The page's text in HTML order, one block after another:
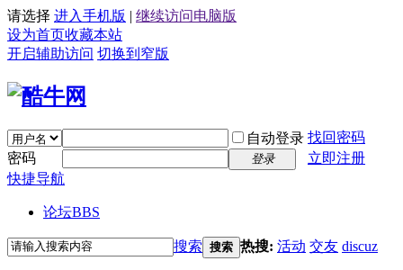
请选择 进入手机版 | 继续访问电脑版
设为首页收藏本站
开启辅助访问 切换到窄版
自动登录 找回密码
密码
登录
立即注册
快捷导航
论坛BBS
搜索 搜索 热搜: 活动 交友 discuz